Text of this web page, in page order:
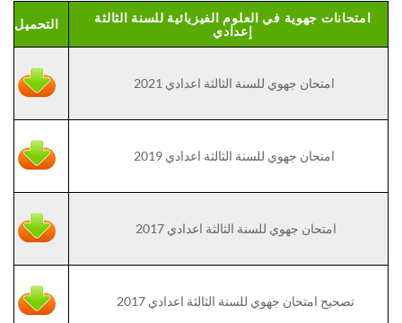
امتحانات جهوية في العلوم الفيزيائية للسنة الثالثة
إعدادي
التحميل
امتحان جهوي للسنة الثالثة اعدادي 2021
امتحان جهوي للسنة الثالثة اعدادي 2019
امتحان جهوي للسنة الثالثة اعدادي 2017
تصحيح امتحان جهوي للسنة الثالثة اعدادي 2017